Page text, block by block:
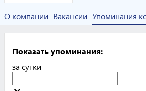
О компании Вакансии Упоминания
Показать упоминания:
за сутки